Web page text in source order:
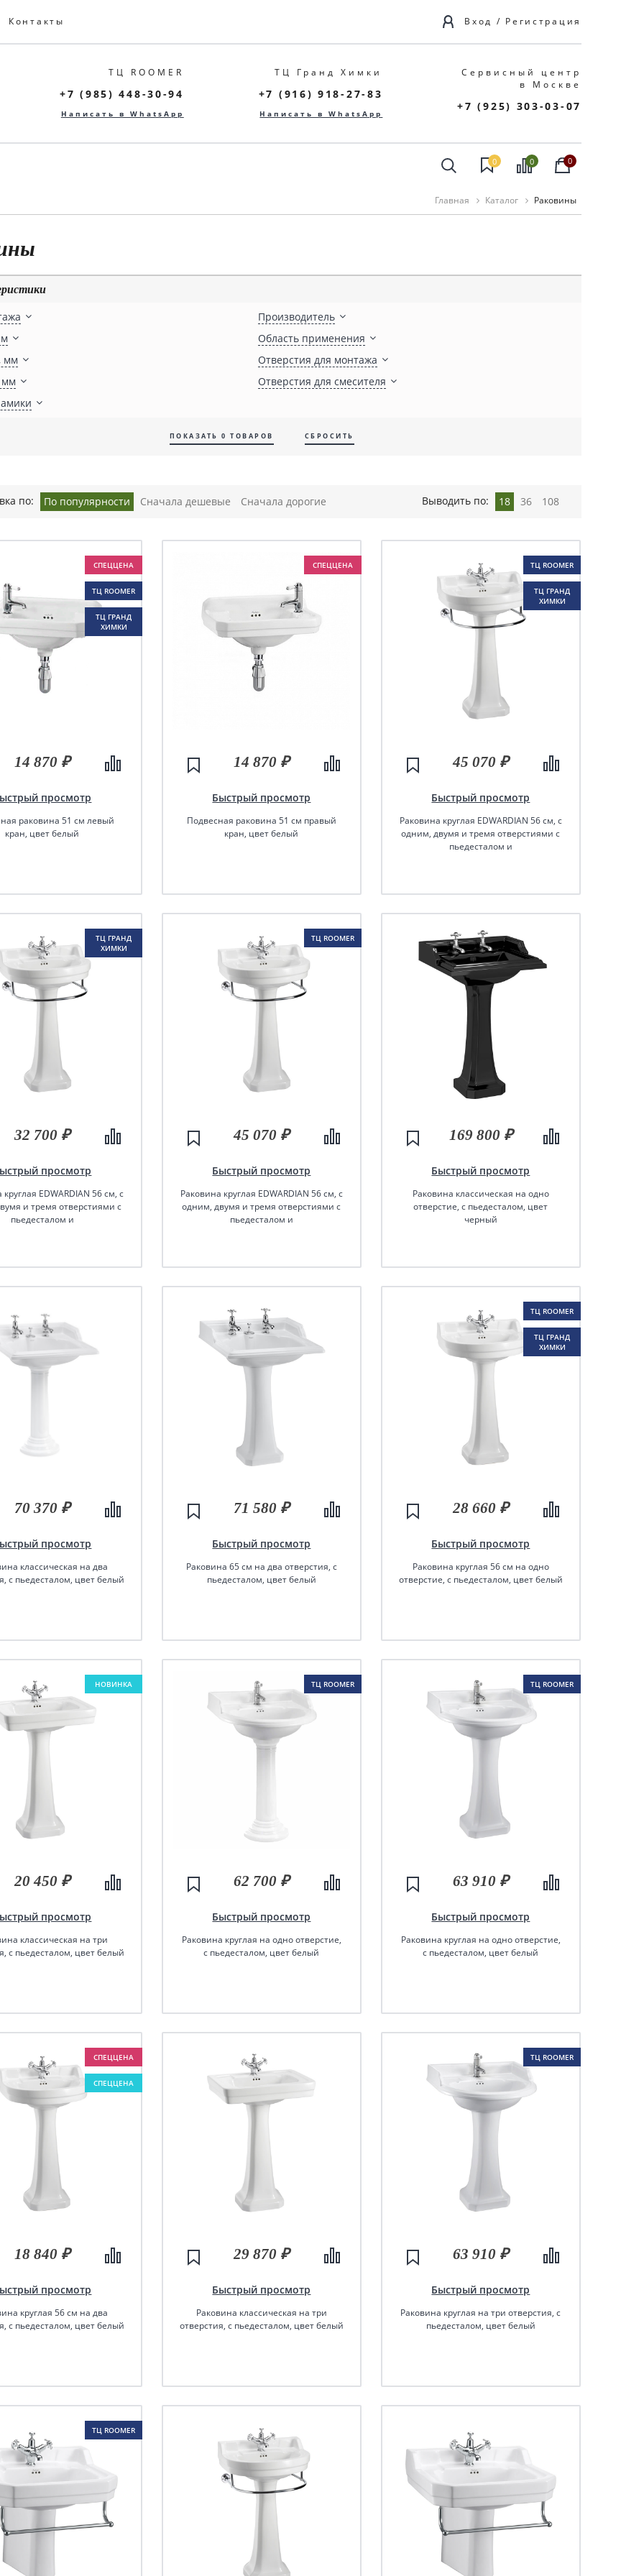
Контакты Вход / Регистрация
ТЦ ROOMER
+7 (985) 448-30-94
Написать в WhatsApp
ТЦ Гранд Химки
+7 (916) 918-27-83
Написать в WhatsApp
Сервисный центр
в Москве
+7 (925) 303-03-07
0 0 0
Главная Каталог Раковины
мм
мм
Производитель
Область применения
Отверстия для монтажа
Отверстия для смесителя
ПОКАЗАТЬ0ТОВАРОВ
по: По популярности Сначала дешевые Сначала дорогие Выводить по: 18 36 108
СПЕЦЦЕНА
ТЦ ROOMER
ТЦ ГРАНД
ХИМКИ
14 870 ₽
просмотр
раковина 51 см левый
кран, цвет белый
СПЕЦЦЕНА
14 870 ₽
Быстрый просмотр
Подвесная раковина 51 см правый
кран, цвет белый
ТЦ ROOMER
ТЦ ГРАНД
ХИМКИ
45 070 ₽
Быстрый просмотр
Раковина круглая EDWARDIAN 56 см, с
одним, двумя и тремя отверстиями с
пьедесталом и
ТЦ ГРАНД
ХИМКИ
32 700 ₽
просмотр
EDWARDIAN 56 см, с
и тремя отверстиями с
пьедесталом и
ТЦ ROOMER
45 070 ₽
Быстрый просмотр
Раковина круглая EDWARDIAN 56 см, с
одним, двумя и тремя отверстиями с
пьедесталом и
169 800 ₽
Быстрый просмотр
Раковина классическая на одно
отверстие, с пьедесталом, цвет
черный
70 370 ₽
просмотр
классическая на два
с пьедесталом, цвет белый
71 580 ₽
Быстрый просмотр
Раковина 65 см на два отверстия, с
пьедесталом, цвет белый
ТЦ ROOMER
ТЦ ГРАНД
ХИМКИ
28 660 ₽
Быстрый просмотр
Раковина круглая 56 см на одно
отверстие, с пьедесталом, цвет белый
НОВИНКА
20 450 ₽
просмотр
классическая на три
с пьедесталом, цвет белый
ТЦ ROOMER
62 700 ₽
Быстрый просмотр
Раковина круглая на одно отверстие,
с пьедесталом, цвет белый
ТЦ ROOMER
63 910 ₽
Быстрый просмотр
Раковина круглая на одно отверстие,
с пьедесталом, цвет белый
СПЕЦЦЕНА
СПЕЦЦЕНА
18 840 ₽
просмотр
круглая 56 см на два
с пьедесталом, цвет белый
29 870 ₽
Быстрый просмотр
Раковина классическая на три
отверстия, с пьедесталом, цвет белый
ТЦ ROOMER
63 910 ₽
Быстрый просмотр
Раковина круглая на три отверстия, с
пьедесталом, цвет белый
ТЦ ROOMER